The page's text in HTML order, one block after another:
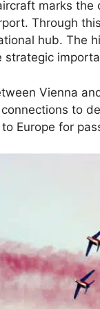
marks
Through
hub. The
Vienna
to
Europe for